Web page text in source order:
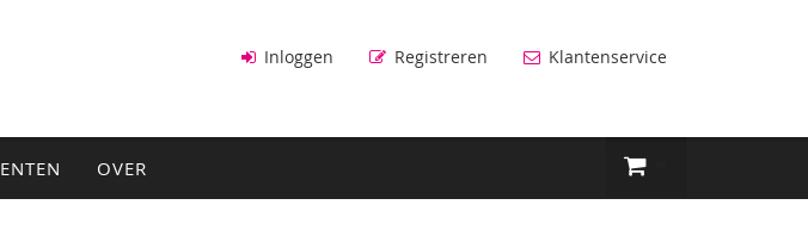
Inloggen Registreren Klantenservice
OVER